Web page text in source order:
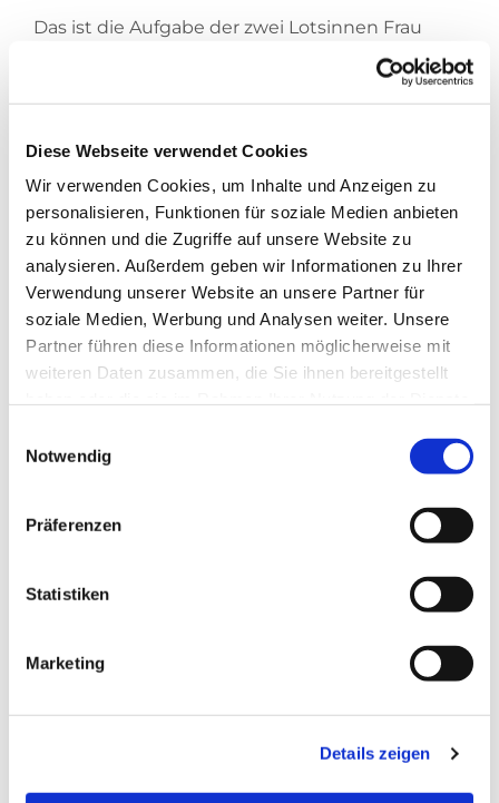
Diese Webseite verwendet Cookies
Wir verwenden Cookies, um Inhalte und Anzeigen zu
personalisieren, Funktionen für soziale Medien anbieten
zu können und die Zugriffe auf unsere Website zu
analysieren. Außerdem geben wir Informationen zu Ihrer
Verwendung unserer Website an unsere Partner für
soziale Medien, Werbung und Analysen weiter. Unsere
Partner führen diese Informationen möglicherweise mit
weiteren Daten zusammen, die Sie ihnen bereitgestellt
Notwendig
Präferenzen
Statistiken
Marketing
Details zeigen
Das ist die Aufgabe der zwei Lotsinnen Frau
Tel.: 02331 48 45 320
stadtteil-buero-haspe@gmx.de
ansprechbar sind.
Am besten mit Terminvereinbarung.
Öffnungszeiten tägich
montags – freitags: 8:00 – 16:00 Uhr
und nach Vereinbarung – auch an einem
anderen Ort- möglich